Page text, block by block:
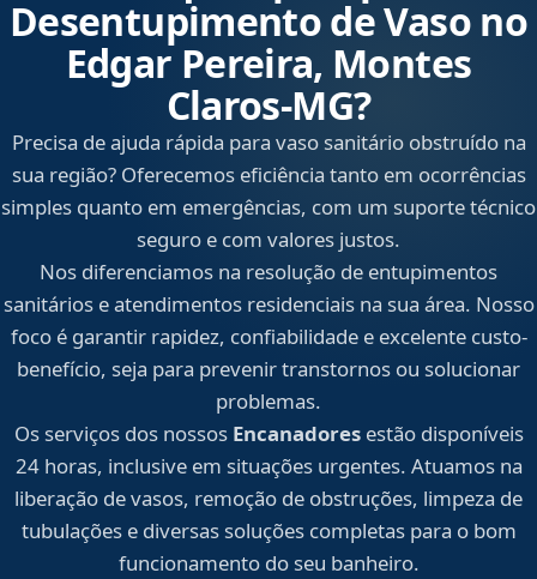
Desentupimento de Vaso no
Edgar Pereira, Montes
Claros‑MG?
Precisa de ajuda rápida para vaso sanitário obstruído na
sua região? Oferecemos eficiência tanto em ocorrências
simples quanto em emergências, com um suporte técnico
seguro e com valores justos.
Nos diferenciamos na resolução de entupimentos
sanitários e atendimentos residenciais na sua área. Nosso
foco é garantir rapidez, confiabilidade e excelente custo-
benefício, seja para prevenir transtornos ou solucionar
problemas.
Os serviços dos nossos Encanadoresestão disponíveis
24 horas, inclusive em situações urgentes. Atuamos na
liberação de vasos, remoção de obstruções, limpeza de
tubulações e diversas soluções completas para o bom
funcionamento do seu banheiro.